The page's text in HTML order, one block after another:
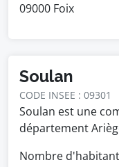
09000 Foix
Soulan
CODE INSEE : 09301
Soulan est une
département
Nombre